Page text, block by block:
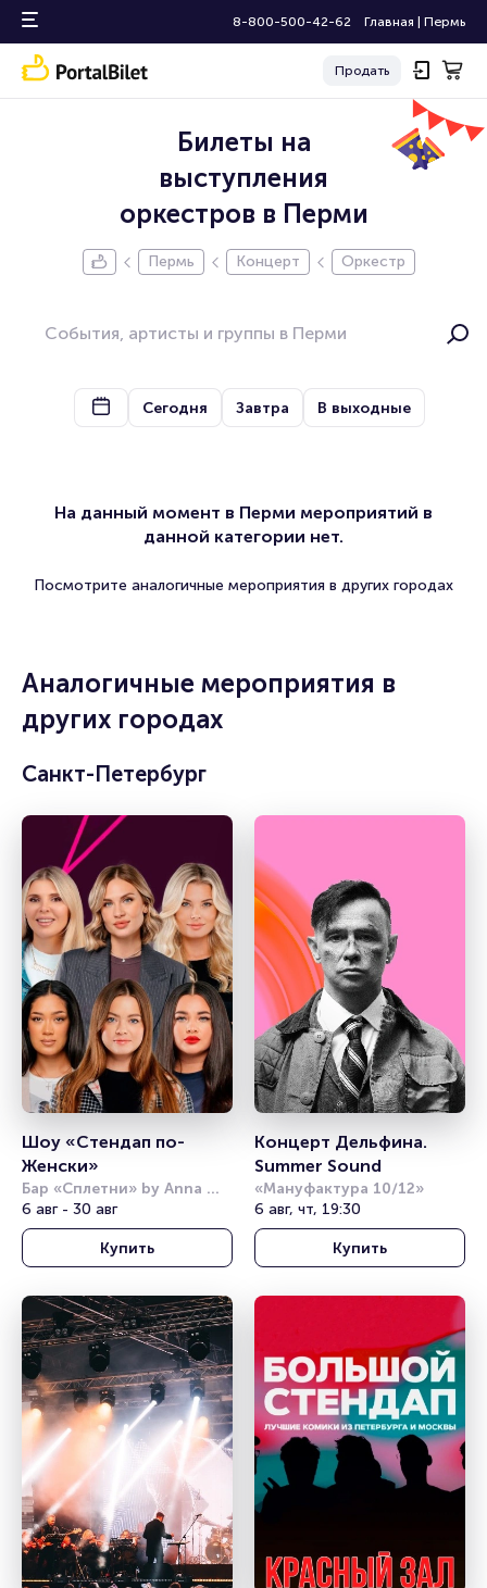
8-800-500-42-62 Главная Пермь
Продать
Билеты на
выступления
оркестров в Перми
Пермь Концерт Оркестр
Сегодня Завтра В выходные
На данный момент в Перми мероприятий в
данной категории нет.
Посмотрите аналогичные мероприятия в других городах
Аналогичные мероприятия в
других городах
Санкт-Петербург
Шоу «Стендап по-
Женски»
Бар «Сплетни» by Anna
Asti
6 авг - 30 авг
Купить
Концерт Дельфина.
Summer Sound
«Мануфактура 10/12»
6 авг, чт, 19:30
Купить